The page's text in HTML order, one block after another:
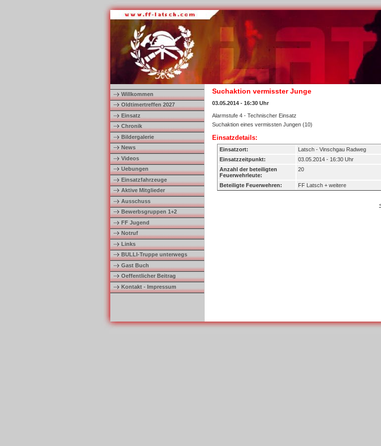
Willkommen
Oldtimertreffen 2027
Einsatz
Chronik
Bildergalerie
News
Videos
Uebungen
Einsatzfahrzeuge
Aktive Mitglieder
Ausschuss
Bewerbsgruppen 1+2
FF Jugend
Notruf
Links
BULLI-Truppe unterwegs
Gast Buch
Oeffentlicher Beitrag
Kontakt - Impressum
Suchaktion vermisster Junge
03.05.2014 - 16:30 Uhr
Alarmstufe 4 - Technischer Einsatz
Suchaktion eines vermissten Jungen (10)
Einsatzdetails:
Einsatzort:
Latsch - Vinschgau Radweg
Einsatzzeitpunkt:
03.05.2014 - 16:30 Uhr
Anzahl der beteiligten
Feuerwehrleute:
20
Beteiligte Feuerwehren: FF Latsch + weitere